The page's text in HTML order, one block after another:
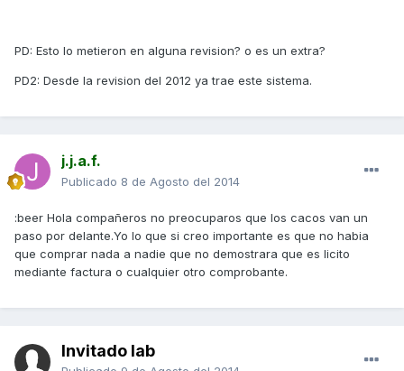
PD: Esto lo metieron en alguna revision? o es un extra?
PD2: Desde la revision del 2012 ya trae este sistema.
j.j.a.f.
Publicado 8 de Agosto del 2014
:beer Hola compañeros no preocuparos que los cacos van un
paso por delante.Yo lo que si creo importante es que no habia
que comprar nada a nadie que no demostrara que es licito
mediante factura o cualquier otro comprobante.
Invitado lab